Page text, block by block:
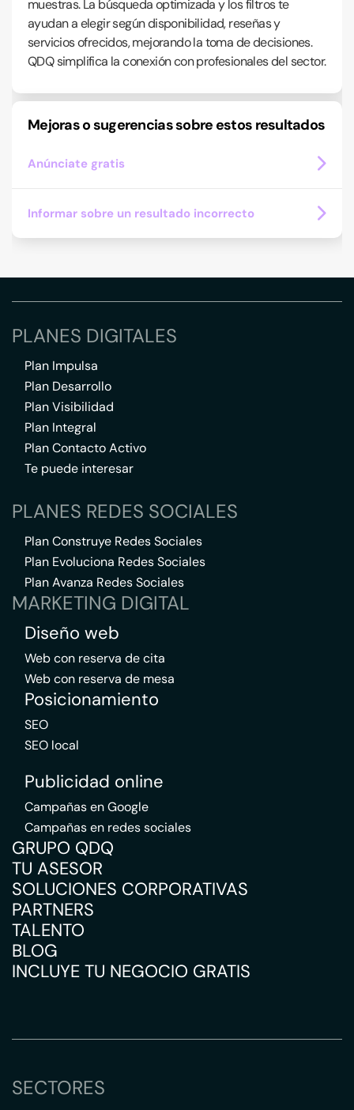
muestras. La búsqueda optimizada y los filtros te
ayudan a elegir según disponibilidad, reseñas y
servicios ofrecidos, mejorando la toma de decisiones.
QDQ simplifica la conexión con profesionales del sector.
Mejoras o sugerencias sobre estos resultados
Anúnciate gratis
Informar sobre un resultado incorrecto
PLANES DIGITALES
Plan Impulsa
Plan Desarrollo
Plan Visibilidad
Plan Integral
Plan Contacto Activo
Te puede interesar
PLANES REDES SOCIALES
Plan Construye Redes Sociales
Plan Evoluciona Redes Sociales
Plan Avanza Redes Sociales
MARKETING DIGITAL
Diseño web
Web con reserva de cita
Web con reserva de mesa
Posicionamiento
SEO
SEO local
Publicidad online
Campañas en Google
Campañas en redes sociales
GRUPO QDQ
TU ASESOR
SOLUCIONES CORPORATIVAS
PARTNERS
TALENTO
BLOG
INCLUYE TU NEGOCIO GRATIS
SECTORES